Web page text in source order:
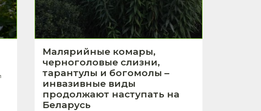
Малярийные комары,
черноголовые слизни,
тарантулы и богомолы –
инвазивные виды
продолжают наступать на
Беларусь